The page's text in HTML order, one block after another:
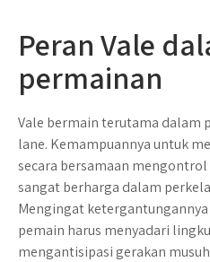
Peran Vale
permainan
Vale bermain terutama dalam
lane. Kemampuannya untuk
secara bersamaan
sangat berharga dalam
Mengingat
pemain harus menyadari
mengantisipasi gerakan